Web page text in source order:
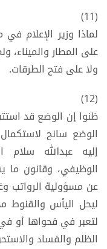
(11)
لماذا وزير الإعلام
على المطار والميناء،
ولا على فتح الطرقات.
(12)
ظنوا إن الوضع قد
الوضع سانح
إليه عبدالله سلام
الوظيفي، وقانون ما
عن مسؤولية الرواتب
ليحل اليأس والقنوط
لتعبر في فحواها أو
الظلم والفساد